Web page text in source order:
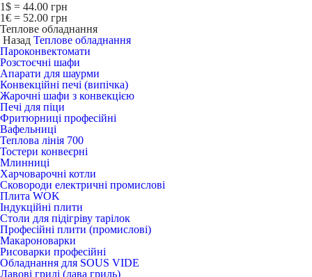
1$ = 44.00 грн
1€ = 52.00 грн
Теплове обладнання
Назад Теплове обладнання
Пароконвектомати
Розстоєчні шафи
Апарати для шаурми
Конвекційні печі (випічка)
Жарочні шафи з конвекцією
Печі для піци
Фритюрниці професійні
Вафельниці
Теплова лінія 700
Тостери конвеєрні
Млинниці
Харчоварочні котли
Сковороди електричні промислові
Плита WOK
Індукційні плити
Столи для підігріву тарілок
Професійні плити (промислові)
Макароноварки
Рисоварки професійні
Обладнання для SOUS VIDE
Лавові грилі (лава гриль)